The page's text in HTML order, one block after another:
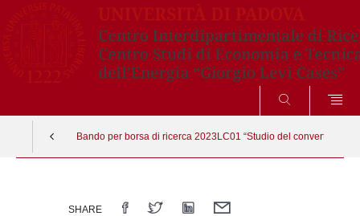
CERCA
Bando per borsa di ricerca 2023LC01 “Studio del convertitore di
SHARE